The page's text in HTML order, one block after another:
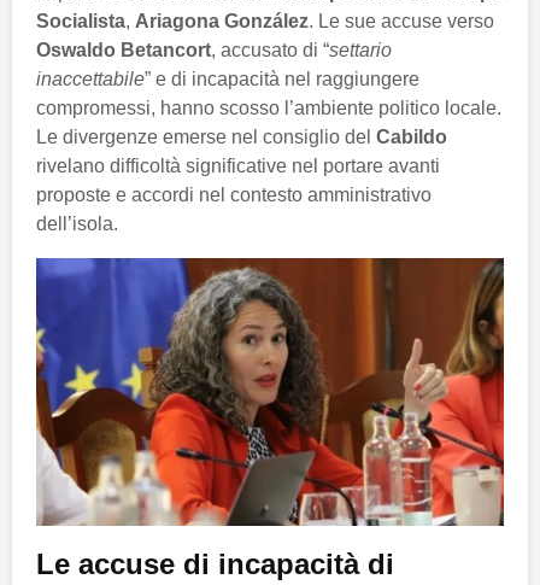
Socialista, Ariagona González. Le sue accuse verso
Oswaldo Betancort, accusato di “settario
inaccettabile” e di incapacità nel raggiungere
compromessi, hanno scosso l’ambiente politico locale.
Le divergenze emerse nel consiglio del Cabildo
rivelano difficoltà significative nel portare avanti
proposte e accordi nel contesto amministrativo
dell’isola.
Le accuse di incapacità di